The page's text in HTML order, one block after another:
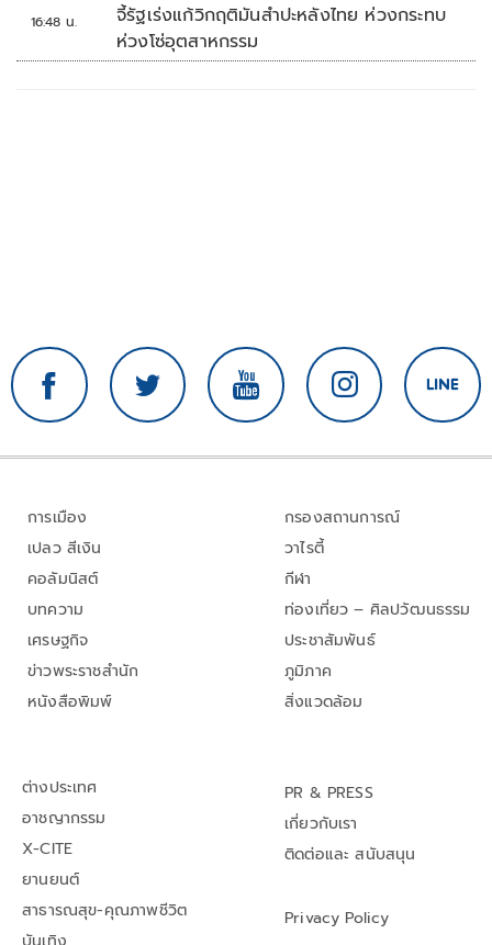
16:48 น.
จี้รัฐเร่งแก้วิกฤติมันสำปะหลังไทย ห่วงกระทบ
ห่วงโซ่อุตสาหกรรม
การเมือง
เปลว สีเงิน
คอลัมนิสต์
บทความ
เศรษฐกิจ
ข่าวพระราชสำนัก
หนังสือพิมพ์
กรองสถานการณ์
วาไรตี้
กีฬา
ท่องเที่ยว – ศิลปวัฒนธรรม
ประชาสัมพันธ์
ภูมิภาค
สิ่งแวดล้อม
ต่างประเทศ
อาชญากรรม
X-CITE
ยานยนต์
สาธารณสุข-คุณภาพชีวิต
PR & PRESS
เกี่ยวกับเรา
ติดต่อและ สนับสนุน
Privacy Policy